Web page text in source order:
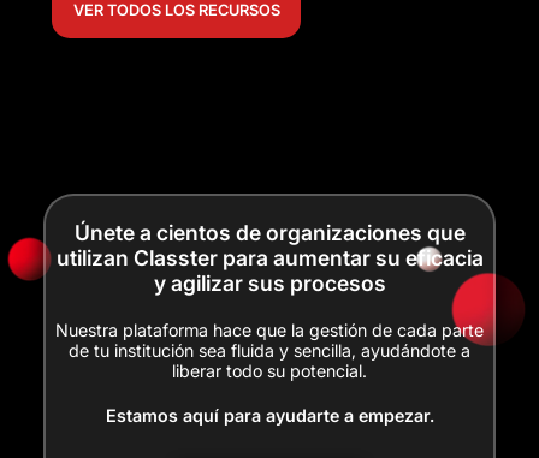
VER TODOS LOS RECURSOS
Únete a cientos de organizaciones que
utilizan Classter para aumentar su eficacia
y agilizar sus procesos
Nuestra plataforma hace que la gestión de cada parte
de tu institución sea fluida y sencilla, ayudándote a
liberar todo su potencial.
Estamos aquí para ayudarte a empezar.